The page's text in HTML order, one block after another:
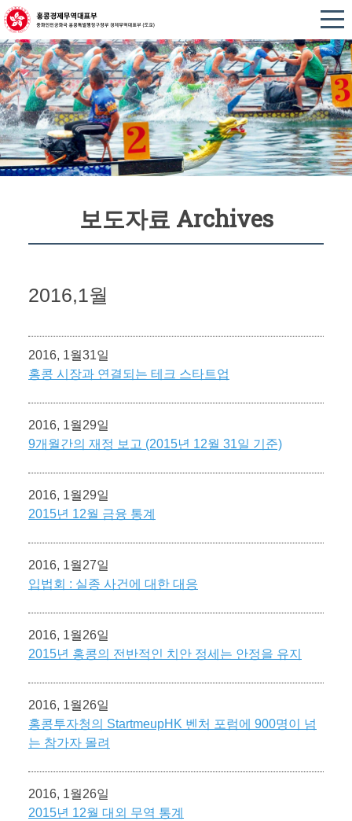
보도자료 Archives
2016,1월
2016, 1월31일
홍콩 시장과 연결되는 테크 스타트업
2016, 1월29일
9개월간의 재정 보고 (2015년 12월 31일 기준)
2016, 1월29일
2015년 12월 금융 통계
2016, 1월27일
입법회 : 실종 사건에 대한 대응
2016, 1월26일
2015년 홍콩의 전반적인 치안 정세는 안정을 유지
2016, 1월26일
홍콩투자청의 StartmeupHK 벤처 포럼에 900명이 넘
는 참가자 몰려
2016, 1월26일
2015년 12월 대외 무역 통계